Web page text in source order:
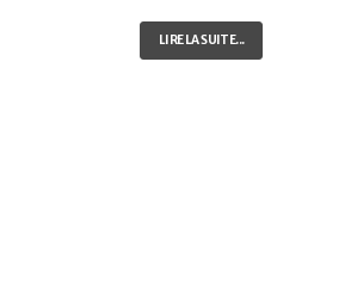
LIRE LA SUITE...